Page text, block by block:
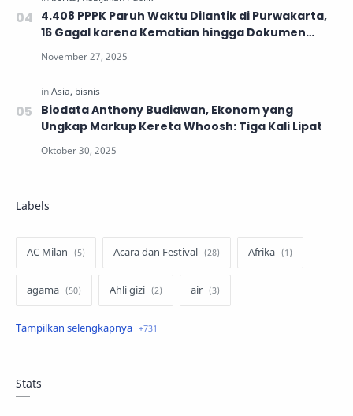
4.408 PPPK Paruh Waktu Dilantik di Purwakarta,
16 Gagal karena Kematian hingga Dokumen
Tidak Lengkap
Biodata Anthony Budiawan, Ekonom yang
Ungkap Markup Kereta Whoosh: Tiga Kali Lipat
Labels
AC Milan Acara dan Festival Afrika
agama Ahli gizi air
air minum Airbnb
Stats